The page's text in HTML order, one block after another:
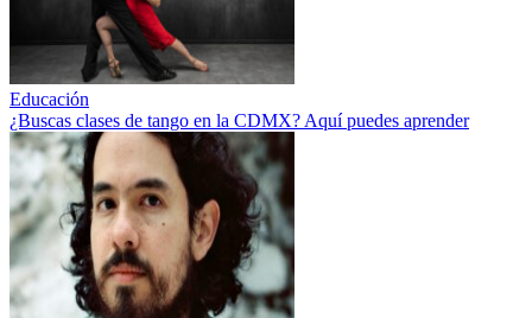
Educación
¿Buscas clases de tango en la CDMX? Aquí puedes aprender